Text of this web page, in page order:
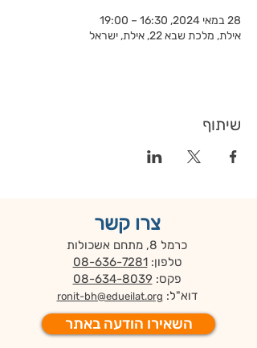
28 במאי 2024, 16:30 – 19:00
אילת, מלכת שבא 22, אילת, ישראל
שיתוף
צרו קשר
כרמל 8, מתחם אשכולות
טלפון: 08-636-7281
פקס: 08-634-8039
דוא"ל: ronit-bh@edueilat.org
השאירו הודעה באתר